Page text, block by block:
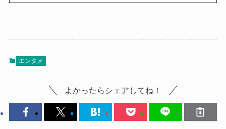
エンタメ
よかったらシェアしてね！